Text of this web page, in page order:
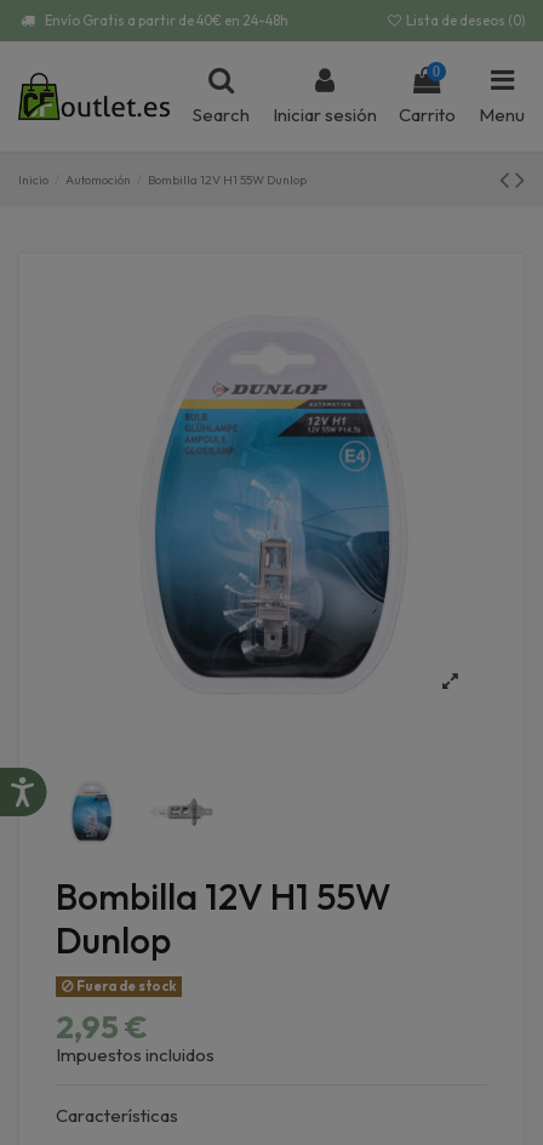
Envío Gratis a partir de 40€ en 24-48h Lista de deseos (0)
Search Iniciar sesión
0
Carrito Menu
Inicio Automoción Bombilla 12V H1 55W Dunlop
Bombilla 12V H1 55W
Dunlop
Fuera de stock
2,95 €
Impuestos incluidos
Características